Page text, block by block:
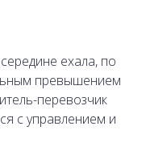
ехала, по
превышением
перевозчик
с управлением и